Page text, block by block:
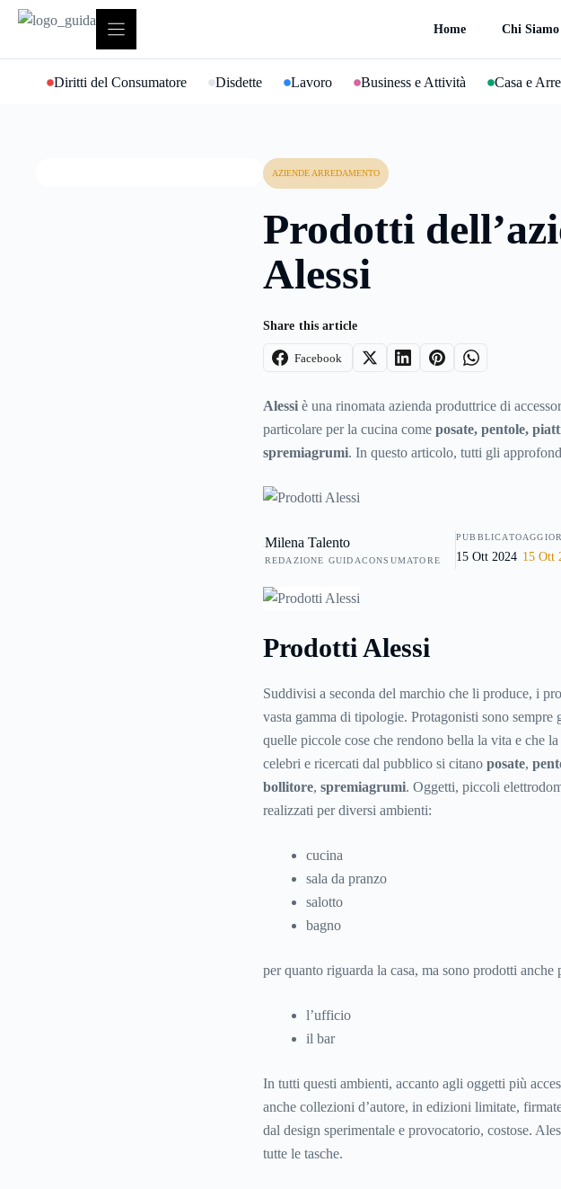
contenuto
Home Chi Siamo
Diritti del Consumatore Disdette Lavoro Business e Attività Casa e
AZIENDE ARREDAMENTO
Prodotti
Alessi
Share this article
Facebook
Alessiè una rinomata azienda produttrice di
particolare per la cucina come posate, pentole,
spremiagrumi. In questo articolo, tutti gli
sono anche esposti in alcuni dei musei del design
maniera consapevole i suoi prodotti ed elementi di
Milena Talento
REDAZIONE GUIDACONSUMATORE
PUBBLICATO
15 Ott 2024 15 Ott
Prodotti Alessi
Suddivisi a seconda del marchio che li produce, i
vasta gamma di tipologie. Protagonisti sono sempre
quelle piccole cose che rendono bella la vita e che
celebri e ricercati dal pubblico si citano posate,
bollitore, spremiagrumi. Oggetti, piccoli
realizzati per diversi ambienti:
cucina
sala da pranzo
salotto
bagno
per quanto riguarda la casa, ma sono prodotti anche
l’ufficio
il bar
In tutti questi ambienti, accanto agli oggetti più
anche collezioni d’autore, in edizioni limitate,
dal design sperimentale e provocatorio, costose.
tutte le tasche.